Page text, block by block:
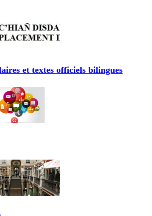
et textes officiels bilingues